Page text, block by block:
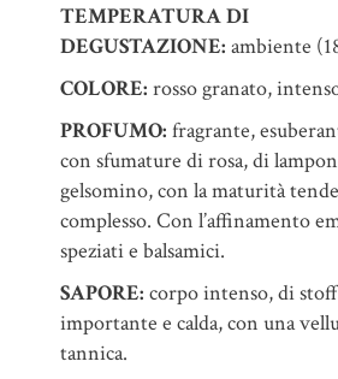
TEMPERATURA DI
DEGUSTAZIONE: ambiente
COLORE: rosso granato,
PROFUMO: fragrante,
con sfumature di rosa, di
gelsomino, con la maturità
complesso. Con l’affinamento
speziati e balsamici.
SAPORE: corpo intenso, di
importante e calda, con una
tannica.